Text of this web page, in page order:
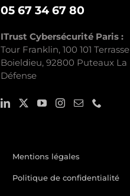
05 67 34 67 80
ITrust Cybersécurité Paris :
Tour Franklin, 100 101 Terrasse
Boieldieu, 92800 Puteaux La
Défense
Mentions légales
Politique de confidentialité